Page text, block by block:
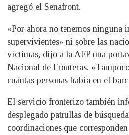
agregó el Senafront.
«Por ahora no tenemos ninguna
supervivientes» ni sobre las
víctimas, dijo a la AFP una
Nacional de Fronteras.
cuántas personas había en el
El servicio fronterizo también
desplegado patrullas de
coordinaciones que